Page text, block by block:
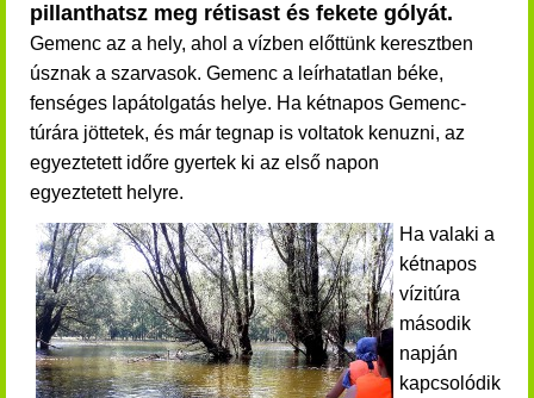
pillanthatsz meg rétisast és fekete gólyát.
Gemenc az a hely, ahol a vízben előttünk keresztben
úsznak a szarvasok. Gemenc a leírhatatlan béke,
fenséges lapátolgatás helye. Ha kétnapos Gemenc-
túrára jöttetek, és már tegnap is voltatok kenuzni, az
egyeztetett időre gyertek ki az első napon
egyeztetett helyre.
Ha valaki a
kétnapos
vízitúra
második
napján
kapcsolódik